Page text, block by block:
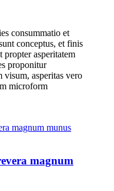
consummatio et
conceptus, et finis
propter asperitatem
proponitur
visum, asperitas vero
microform
magnum